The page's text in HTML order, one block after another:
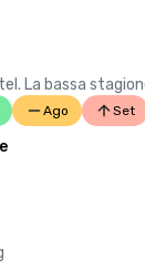
La bassa
Ago Set